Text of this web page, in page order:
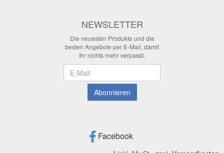
NEWSLETTER
Die neuesten Produkte und die
besten Angebote per E-Mail, damit
Ihr nichts mehr verpasst.
Abonnieren
Facebook